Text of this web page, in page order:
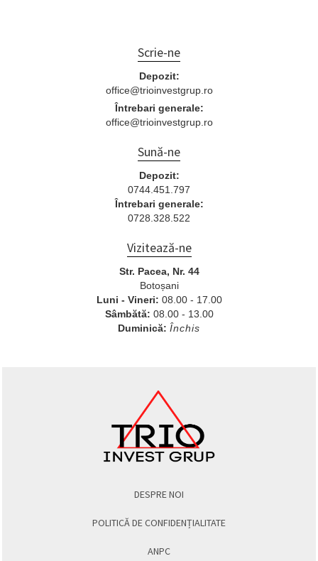
Scrie-ne
Depozit:
office@trioinvestgrup.ro
Întrebari generale:
office@trioinvestgrup.ro
Sună-ne
Depozit:
0744.451.797
Întrebari generale:
0728.328.522
Vizitează-ne
Str. Pacea, Nr. 44
Botoșani
Luni - Vineri: 08.00 - 17.00
Sâmbătă: 08.00 - 13.00
Duminică: Închis
DESPRE NOI
POLITICĂ DE CONFIDENȚIALITATE
ANPC